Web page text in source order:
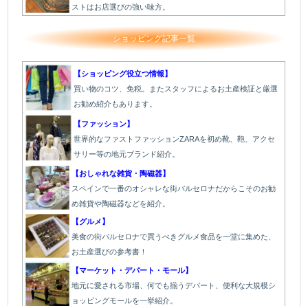
ストはお店選びの強い味方。
ショッピング記事一覧
【ショッピング役立つ情報】
買い物のコツ、免税。またスタッフによるお土産検証と厳選
お勧め紹介もあります。
【ファッション】
世界的なファストファッションZARAを初め靴、鞄、アクセ
サリー等の地元ブランド紹介。
【おしゃれな雑貨・陶磁器】
スペインで一番のオシャレな街バルセロナだからこそのお勧
め雑貨や陶磁器などを紹介。
【グルメ】
美食の街バルセロナで買うべきグルメ食品を一堂に集めた、
お土産選びの参考書！
【マーケット・デパート・モール】
地元に愛される市場、何でも揃うデパート、便利な大規模シ
ョッピングモールを一挙紹介。